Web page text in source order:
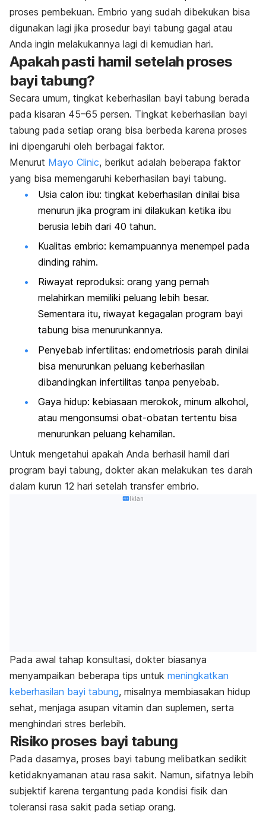
proses pembekuan. Embrio yang sudah dibekukan bisa
digunakan lagi jika prosedur bayi tabung gagal atau
Anda ingin melakukannya lagi di kemudian hari.
Apakah pasti hamil setelah proses
bayi tabung?
Secara umum, tingkat keberhasilan bayi tabung berada
pada kisaran 45–65 persen. Tingkat keberhasilan bayi
tabung pada setiap orang bisa berbeda karena proses
ini dipengaruhi oleh berbagai faktor.
Menurut Mayo Clinic, berikut adalah beberapa faktor
yang bisa memengaruhi keberhasilan bayi tabung.
Usia calon ibu: tingkat keberhasilan dinilai bisa
menurun jika program ini dilakukan ketika ibu
berusia lebih dari 40 tahun.
Kualitas embrio: kemampuannya menempel pada
dinding rahim.
Riwayat reproduksi: orang yang pernah
melahirkan memiliki peluang lebih besar.
Sementara itu, riwayat kegagalan program bayi
tabung bisa menurunkannya.
Penyebab infertilitas: endometriosis parah dinilai
bisa menurunkan peluang keberhasilan
dibandingkan infertilitas tanpa penyebab.
Gaya hidup: kebiasaan merokok, minum alkohol,
atau mengonsumsi obat-obatan tertentu bisa
menurunkan peluang kehamilan.
Untuk mengetahui apakah Anda berhasil hamil dari
program bayi tabung, dokter akan melakukan tes darah
dalam kurun 12 hari setelah transfer embrio.
Iklan
Pada awal tahap konsultasi, dokter biasanya
menyampaikan beberapa tips untuk meningkatkan
keberhasilan bayi tabung, misalnya membiasakan hidup
sehat, menjaga asupan vitamin dan suplemen, serta
menghindari stres berlebih.
Risiko proses bayi tabung
Pada dasarnya, proses bayi tabung melibatkan sedikit
ketidaknyamanan atau rasa sakit. Namun, sifatnya lebih
subjektif karena tergantung pada kondisi fisik dan
toleransi rasa sakit pada setiap orang.